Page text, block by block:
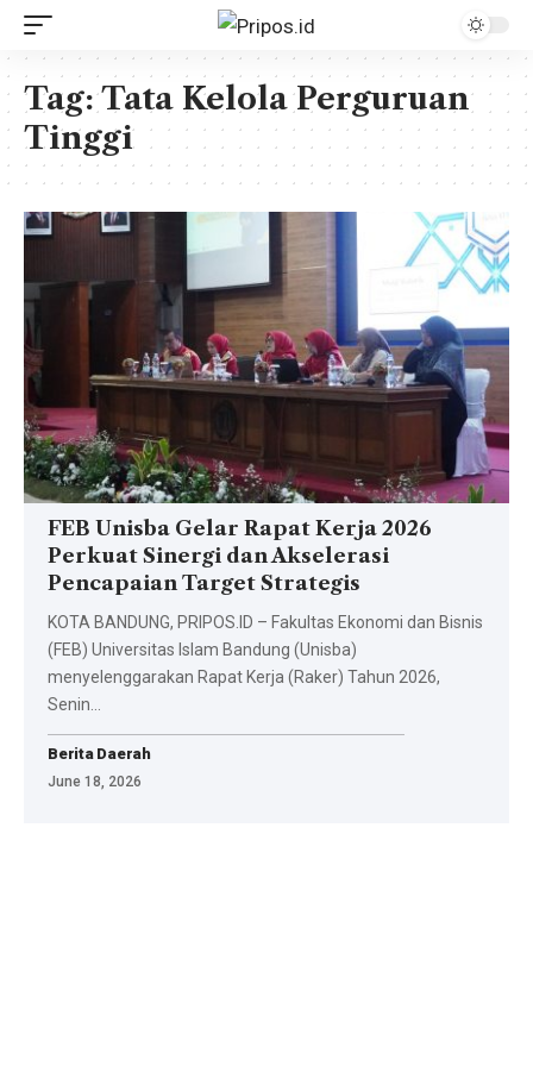
Tag:Tata Kelola Perguruan
Tinggi
FEB Unisba Gelar Rapat Kerja 2026
Perkuat Sinergi dan Akselerasi
Pencapaian Target Strategis
KOTA BANDUNG, PRIPOS.ID – Fakultas Ekonomi dan Bisnis
(FEB) Universitas Islam Bandung (Unisba)
menyelenggarakan Rapat Kerja (Raker) Tahun 2026,
Senin…
Berita Daerah
June 18, 2026